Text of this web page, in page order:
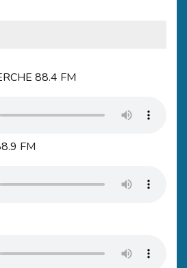
88.4 FM
FM